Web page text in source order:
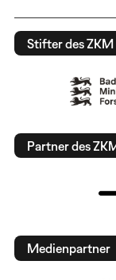
Stifter des ZKM
Partner des
Medienpartner